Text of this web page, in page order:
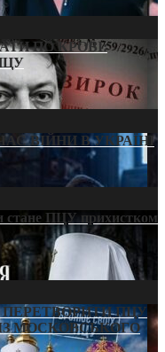
ПО КРОВІ:
ВІЙНИ В УКРАЇНІ
стане ПЦУ прихистком
ПЦУ
МОСКОВСЬКОГО